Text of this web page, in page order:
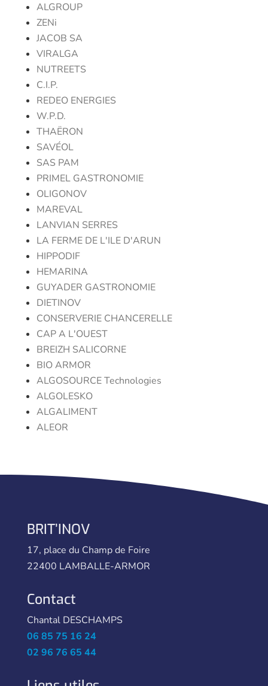
ALGROUP
ZENi
JACOB SA
VIRALGA
NUTREETS
C.I.P.
REDEO ENERGIES
W.P.D.
THAËRON
SAVÉOL
SAS PAM
PRIMEL GASTRONOMIE
OLIGONOV
MAREVAL
LANVIAN SERRES
LA FERME DE L'ILE D'ARUN
HIPPODIF
HEMARINA
GUYADER GASTRONOMIE
DIETINOV
CONSERVERIE CHANCERELLE
CAP A L'OUEST
BREIZH SALICORNE
BIO ARMOR
ALGOSOURCE Technologies
ALGOLESKO
ALGALIMENT
ALEOR
BRIT’INOV
17, place du Champ de Foire
22400 LAMBALLE-ARMOR
Contact
Chantal DESCHAMPS
06 85 75 16 24
02 96 76 65 44